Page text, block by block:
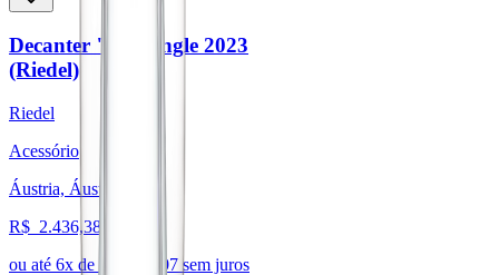
Decanter "O" Single 2023
(Riedel)
Riedel
Acessório
Áustria, Áustria
R$ 2.436,38
ou até 6x de R$ 406,07 sem juros